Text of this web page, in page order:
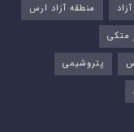
منطقه آزاد ارس
متکی
پتروشیمی